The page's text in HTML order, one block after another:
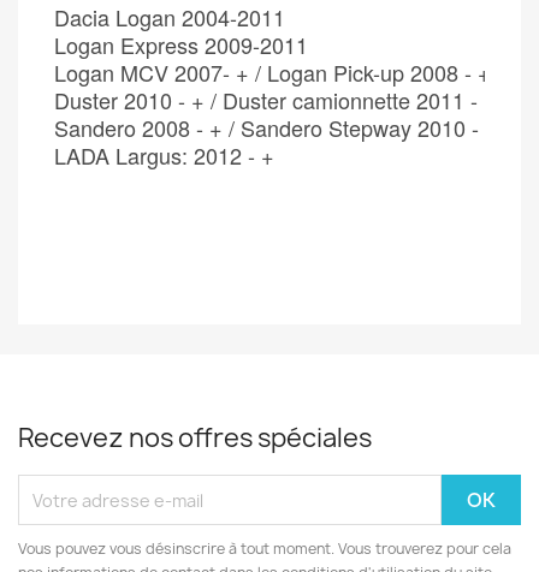
Dacia Logan 2004-2011
Logan Express 2009-2011
Logan MCV 2007- + / Logan Pick-up 2008 - +
Duster 2010 - + / Duster camionnette 2011 -
Sandero 2008 - + / Sandero Stepway 2010 - +
Recevez nos offres spéciales
Vous pouvez vous désinscrire à tout moment. Vous trouverez pour cela